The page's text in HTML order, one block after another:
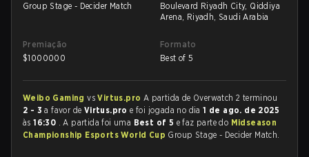
Group Stage - Decider Match
Boulevard Riyadh City, Qiddiya
Arena, Riyadh, Saudi Arabia
Premiação
$1000000
Formato
Best of 5
Weibo GamingvsVirtus.pro A partida de Overwatch 2 terminou
2 - 3 a favor de Virtus.proe foi jogada no dia1 de ago. de 2025
às16:30 . A partida foi uma Best of 5 e faz parte do Midseason
Championship Esports World Cup Group Stage - Decider Match.